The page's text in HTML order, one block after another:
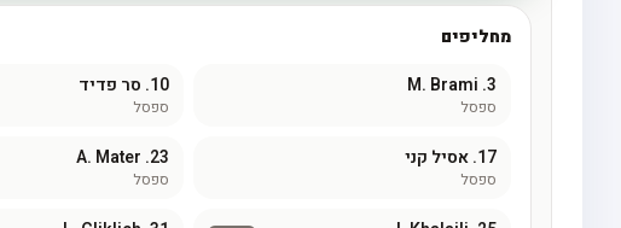
מחליפים
3.
M. Brami
ספסל
10. סר פדיד
ספסל
17. אסיל קני
ספסל
23.
A. Mater
ספסל